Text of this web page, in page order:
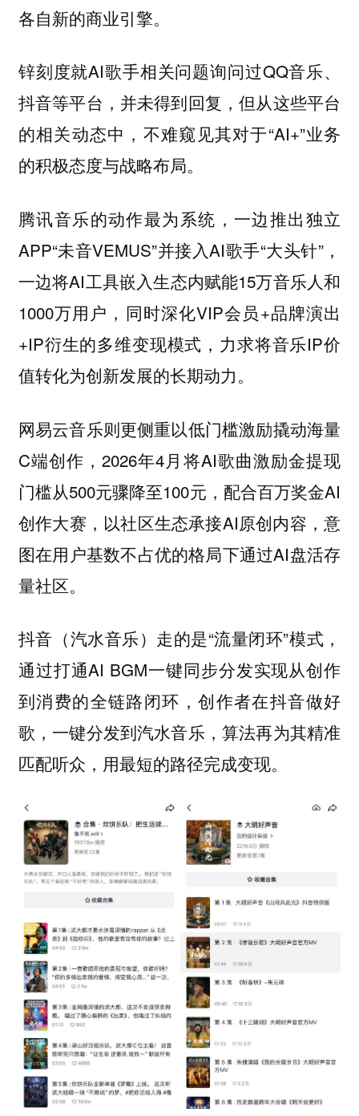
各自新的商业引擎。
锌刻度就AI歌手相关问题询问过QQ音乐、
抖音等平台，并未得到回复，但从这些平台
的相关动态中，不难窥见其对于“AI+”业务
的积极态度与战略布局。
腾讯音乐的动作最为系统，一边推出独立
APP“未音VEMUS”并接入AI歌手“大头针”，
一边将AI工具嵌入生态内赋能15万音乐人和
1000万用户，同时深化VIP会员+品牌演出
+IP衍生的多维变现模式，力求将音乐IP价
值转化为创新发展的长期动力。
网易云音乐则更侧重以低门槛激励撬动海量
C端创作，2026年4月将AI歌曲激励金提现
门槛从500元骤降至100元，配合百万奖金AI
创作大赛，以社区生态承接AI原创内容，意
图在用户基数不占优的格局下通过AI盘活存
量社区。
抖音（汽水音乐）走的是“流量闭环”模式，
通过打通AI BGM一键同步分发实现从创作
到消费的全链路闭环，创作者在抖音做好
歌，一键分发到汽水音乐，算法再为其精准
匹配听众，用最短的路径完成变现。